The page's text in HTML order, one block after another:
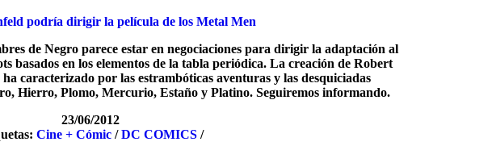
podría dirigir la película de los Metal Men
de Negro parece estar en negociaciones para dirigir la adaptación al
basados en los elementos de la tabla periódica. La creación de Robert
caracterizado por las estrambóticas aventuras y las desquiciadas
Hierro, Plomo, Mercurio, Estaño y Platino. Seguiremos informando.
23/06/2012
Cine + Cómic /DC COMICS /